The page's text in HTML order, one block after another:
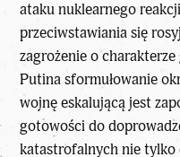
ataku nuklearnego
przeciwstawiania się
zagrożenie o
Putina sformułowanie
wojnę eskalującą jest
gotowości do
katastrofalnych nie tylko